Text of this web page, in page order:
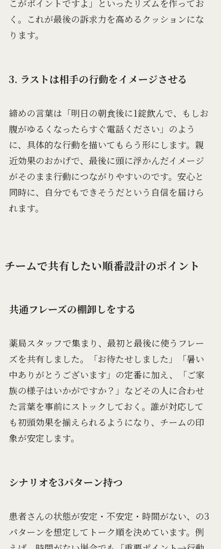
こがポイントですよ」といったリズムを作ってお
く。これが最後の訴求力を高めるクッションにな
ります。
3. ラストは相手の行動をイメージさせる
締めの言葉は「明日の朝食後に1錠飲んで、もしお
腹がゆるくなったらすぐ電話ください」のよう
に、具体的な行動を描いてもらう形にします。親
近効果のおかげで、最後に頭に浮かんだイメージ
がそのまま行動につながりやすいのです。安心と
同時に、自分でもできそうだという自信を届けら
れます。
チームで共有したい順番設計のポイント
共通フレーズの棚卸しをする
薬局スタッフで集まり、最初と最後に使うフレー
ズを共有しました。「お待たせしました」「暑い
中ありがとうございます」の定番に加え、「ご家
族の様子はいかがですか？」などその人に合わせ
た言葉を事前にストックしておく。誰が対応して
も初頭効果を揃えられるようになり、チームの印
象が安定します。
シナリオを3パターン持つ
患者さんの状態が安定・不安定・時間がない、の3
パターンを想定してトーク順を決めています。例